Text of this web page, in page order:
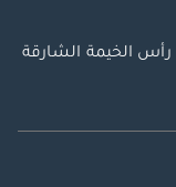
رأس الخيمة الشارقة